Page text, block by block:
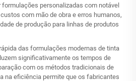
personalizadas com notável
com mão de obra e erros humanos,
de produção para linhas de produtos
das formulações modernas de tinta
significativamente os tempos de
com os métodos tradicionais de
na eficiência permite que os fabricantes